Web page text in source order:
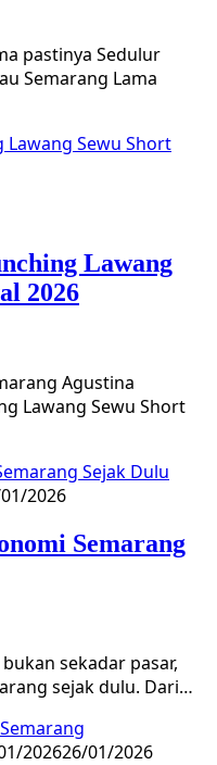
pastinya Sedulur
Semarang Lama
Lawang
2026
Agustina
Lawang Sewu Short
2026
Semarang
sekadar pasar,
sejak dulu. Dari…
202626/01/2026